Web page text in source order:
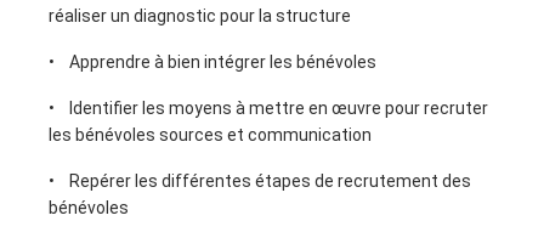
réaliser un diagnostic pour la structure
• Apprendre à bien intégrer les bénévoles
• Identifier les moyens à mettre en œuvre pour recruter
les bénévoles sources et communication
• Repérer les différentes étapes de recrutement des
bénévoles